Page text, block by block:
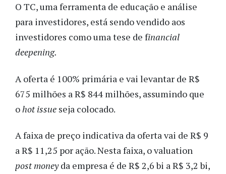
O TC, uma ferramenta de educação e análise
para investidores, está sendo vendido aos
investidores como uma tese de financial
deepening.
A oferta é 100% primária e vai levantar de R$
675 milhões a R$ 844 milhões, assumindo que
ohot issue seja colocado.
A faixa de preço indicativa da oferta vai de R$ 9
a R$ 11,25 por ação. Nesta faixa, o valuation
post moneyda empresa é de R$ 2,6 bi a R$ 3,2 bi,